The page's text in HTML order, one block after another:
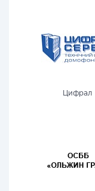
Цифрал